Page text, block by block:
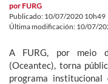
por FURG
Publicado: 10/07/2020 10h49
Última modificación: 10/07/
A FURG, por meio
(Oceantec), torna
programa